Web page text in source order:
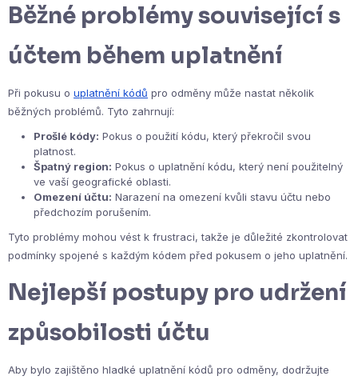
Běžné problémy související s
účtem během uplatnění
Při pokusu o uplatnění kódů pro odměny může nastat několik
běžných problémů. Tyto zahrnují:
Prošlé kódy: Pokus o použití kódu, který překročil svou
platnost.
Špatný region: Pokus o uplatnění kódu, který není použitelný
ve vaší geografické oblasti.
Omezení účtu: Narazení na omezení kvůli stavu účtu nebo
předchozím porušením.
Tyto problémy mohou vést k frustraci, takže je důležité zkontrolovat
podmínky spojené s každým kódem před pokusem o jeho uplatnění.
Nejlepší postupy pro udržení
způsobilosti účtu
Aby bylo zajištěno hladké uplatnění kódů pro odměny, dodržujte